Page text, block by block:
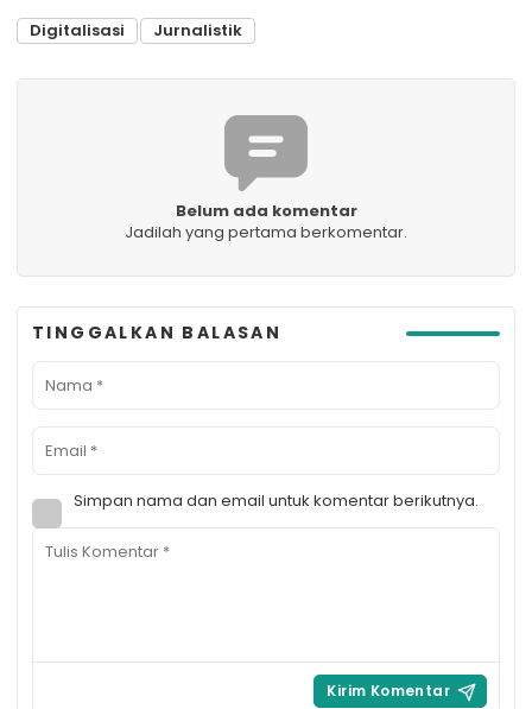
Digitalisasi Jurnalistik
Belum ada komentar
Jadilah yang pertama berkomentar.
TINGGALKAN BALASAN
Simpan nama dan email untuk komentar berikutnya.